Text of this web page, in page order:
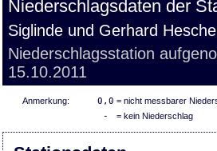
Niederschlagsdaten der
Siglinde und Gerhard
Niederschlagsstation
15.10.2011
Anmerkung: 0,0 = nicht messbarer
- = kein Niederschlag